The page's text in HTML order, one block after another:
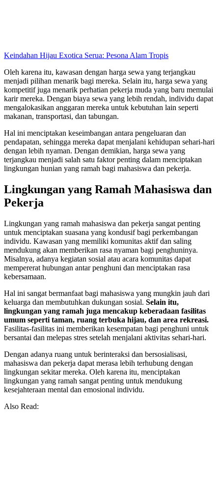
Keindahan Hijau Exotica Serua: Pesona Alam Tropis
Oleh karena itu, kawasan dengan harga sewa yang terjangkau
menjadi pilihan menarik bagi mereka. Selain itu, harga sewa yang
kompetitif juga menarik perhatian pekerja muda yang baru memulai
karir mereka. Dengan biaya sewa yang lebih rendah, individu dapat
mengalokasikan anggaran mereka untuk kebutuhan lain seperti
makanan, transportasi, dan tabungan.
Hal ini menciptakan keseimbangan antara pengeluaran dan
pendapatan, sehingga mereka dapat menjalani kehidupan sehari-hari
dengan lebih nyaman. Dengan demikian, harga sewa yang
terjangkau menjadi salah satu faktor penting dalam menciptakan
lingkungan hunian yang ramah bagi mahasiswa dan pekerja.
Lingkungan yang Ramah Mahasiswa dan
Pekerja
Lingkungan yang ramah mahasiswa dan pekerja sangat penting
untuk menciptakan suasana yang kondusif bagi perkembangan
individu. Kawasan yang memiliki komunitas aktif dan saling
mendukung akan memberikan rasa nyaman bagi penghuninya.
Misalnya, adanya kegiatan sosial atau acara komunitas dapat
mempererat hubungan antar penghuni dan menciptakan rasa
kebersamaan.
Hal ini sangat bermanfaat bagi mahasiswa yang mungkin jauh dari
keluarga dan membutuhkan dukungan sosial. Selain itu,
lingkungan yang ramah juga mencakup keberadaan fasilitas
umum seperti taman, ruang terbuka hijau, dan area rekreasi.
Fasilitas-fasilitas ini memberikan kesempatan bagi penghuni untuk
bersantai dan melepas stres setelah menjalani aktivitas sehari-hari.
Dengan adanya ruang untuk berinteraksi dan bersosialisasi,
mahasiswa dan pekerja dapat merasa lebih terhubung dengan
lingkungan sekitar mereka. Oleh karena itu, menciptakan
lingkungan yang ramah sangat penting untuk mendukung
kesejahteraan mental dan emosional individu.
Also Read: